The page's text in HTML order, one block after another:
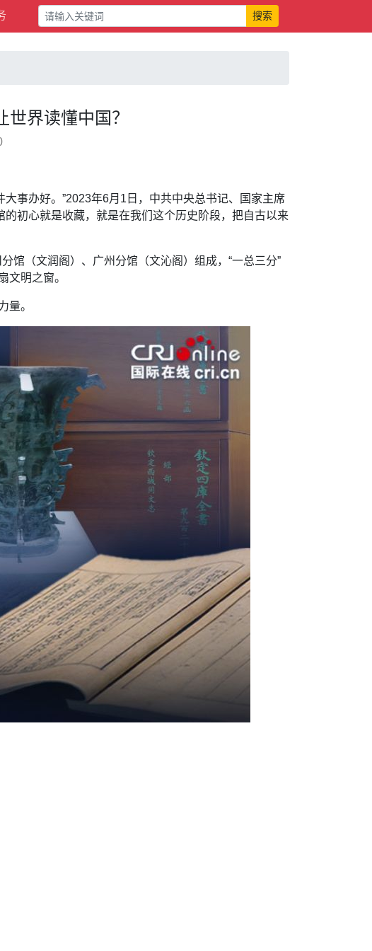
搜索
世界读懂中国？
事办好。”2023年6月1日，中共中央总书记、国家主席
初心就是收藏，就是在我们这个历史阶段，把自古以来
（文润阁）、广州分馆（文沁阁）组成，“一总三分”
文明之窗。
量。